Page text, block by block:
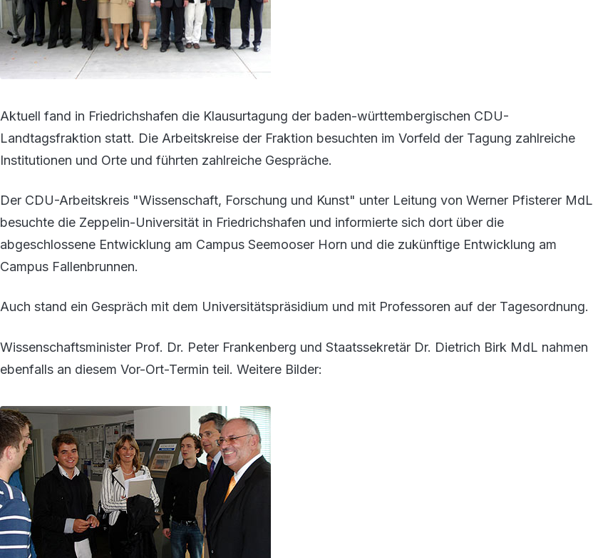
Aktuell fand in Friedrichshafen die Klausurtagung der baden-württembergischen CDU-
Landtagsfraktion statt. Die Arbeitskreise der Fraktion besuchten im Vorfeld der Tagung zahlreiche
Institutionen und Orte und führten zahlreiche Gespräche.
Der CDU-Arbeitskreis "Wissenschaft, Forschung und Kunst" unter Leitung von Werner Pfisterer MdL
besuchte die Zeppelin-Universität in Friedrichshafen und informierte sich dort über die
abgeschlossene Entwicklung am Campus Seemooser Horn und die zukünftige Entwicklung am
Campus Fallenbrunnen.
Auch stand ein Gespräch mit dem Universitätspräsidium und mit Professoren auf der Tagesordnung.
Wissenschaftsminister Prof. Dr. Peter Frankenberg und Staatssekretär Dr. Dietrich Birk MdL nahmen
ebenfalls an diesem Vor-Ort-Termin teil. Weitere Bilder: